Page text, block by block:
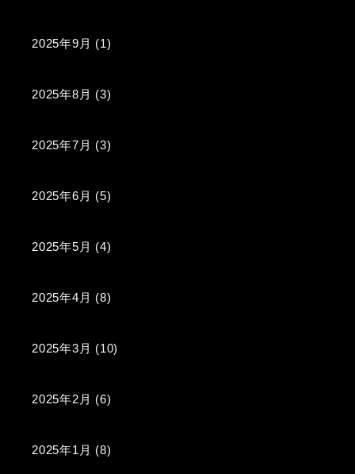
2025年9月 (1)
2025年8月 (3)
2025年7月 (3)
2025年6月 (5)
2025年5月 (4)
2025年4月 (8)
2025年3月 (10)
2025年2月 (6)
2025年1月 (8)